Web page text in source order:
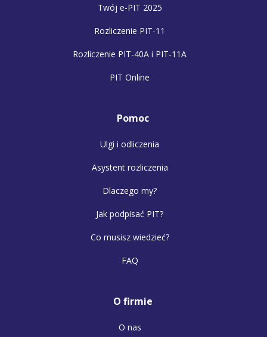
Twój e-PIT 2025
Rozliczenie PIT-11
Rozliczenie PIT-40A i PIT-11A
PIT Online
Pomoc
Ulgi i odliczenia
Asystent rozliczenia
Dlaczego my?
Jak podpisać PIT?
Co musisz wiedzieć?
FAQ
O firmie
O nas